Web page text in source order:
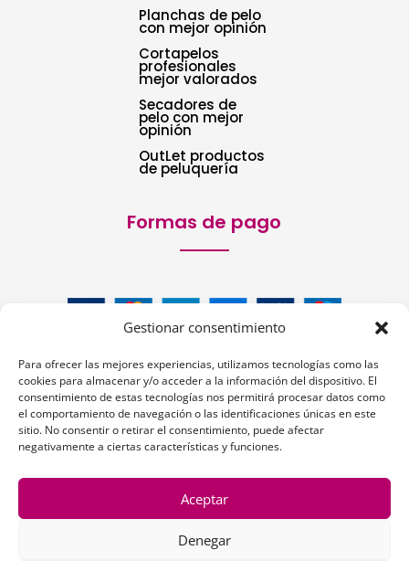
Gestionar consentimiento
Para ofrecer las mejores experiencias, utilizamos tecnologías como las
cookies para almacenar y/o acceder a la información del dispositivo. El
consentimiento de estas tecnologías nos permitirá procesar datos como
el comportamiento de navegación o las identificaciones únicas en este
sitio. No consentir o retirar el consentimiento, puede afectar
negativamente a ciertas características y funciones.
Aceptar
Denegar
Planchas de pelo
con mejor opinión
Cortapelos
profesionales
mejor valorados
Secadores de
pelo con mejor
opinión
OutLet productos
de peluquería
Formas de pago
Siguenos: